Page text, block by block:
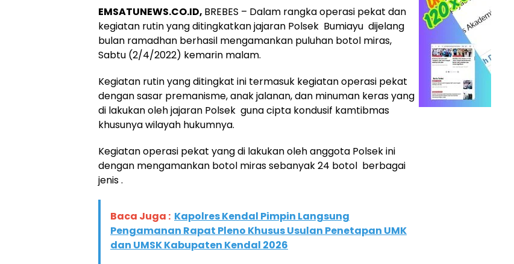
EMSATUNEWS.CO.ID, BREBES – Dalam rangka operasi pekat dan
kegiatan rutin yang ditingkatkan jajaran Polsek Bumiayu dijelang
bulan ramadhan berhasil mengamankan puluhan botol miras,
Sabtu (2/4/2022) kemarin malam.
Kegiatan rutin yang ditingkat ini termasuk kegiatan operasi pekat
dengan sasar premanisme, anak jalanan, dan minuman keras yang
di lakukan oleh jajaran Polsek guna cipta kondusif kamtibmas
khusunya wilayah hukumnya.
Kegiatan operasi pekat yang di lakukan oleh anggota Polsek ini
dengan mengamankan botol miras sebanyak 24 botol berbagai
jenis .
Baca Juga : Kapolres Kendal Pimpin Langsung
Pengamanan Rapat Pleno Khusus Usulan Penetapan UMK
dan UMSK Kabupaten Kendal 2026